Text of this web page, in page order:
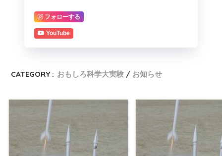
フォローする
YouTube
CATEGORY : おもしろ科学大実験 お知らせ